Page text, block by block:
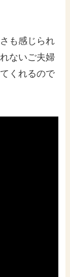
も感じられ
ないご夫婦
くれるので